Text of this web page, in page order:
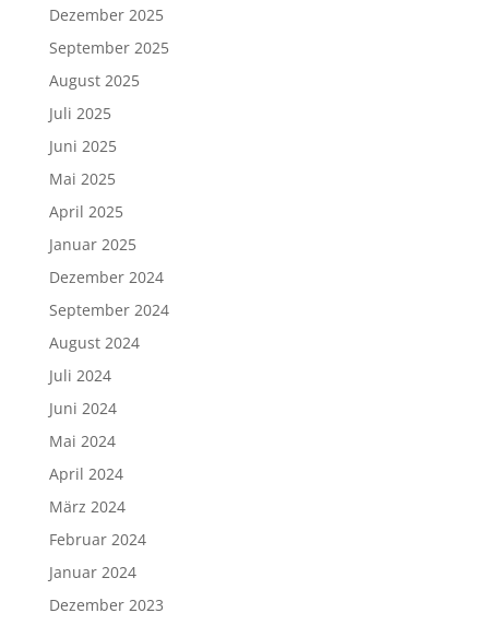
Dezember 2025
September 2025
August 2025
Juli 2025
Juni 2025
Mai 2025
April 2025
Januar 2025
Dezember 2024
September 2024
August 2024
Juli 2024
Juni 2024
Mai 2024
April 2024
März 2024
Februar 2024
Januar 2024
Dezember 2023